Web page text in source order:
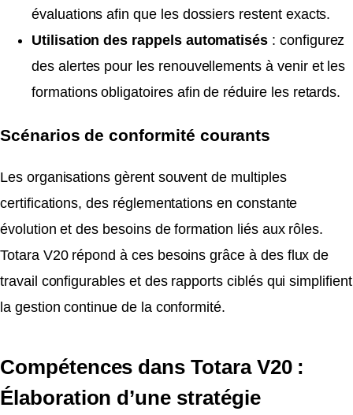
évaluations afin que les dossiers restent exacts.
Utilisation des rappels automatisés : configurez
des alertes pour les renouvellements à venir et les
formations obligatoires afin de réduire les retards.
Scénarios de conformité courants
Les organisations gèrent souvent de multiples
certifications, des réglementations en constante
évolution et des besoins de formation liés aux rôles.
Totara V20 répond à ces besoins grâce à des flux de
travail configurables et des rapports ciblés qui simplifient
la gestion continue de la conformité.
Compétences dans Totara V20 :
Élaboration d’une stratégie